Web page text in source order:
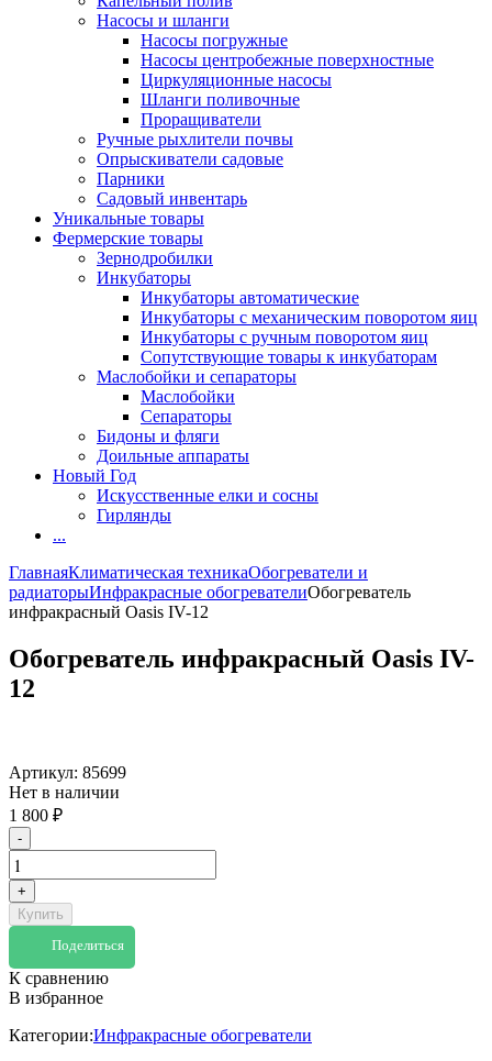
Насосы и шланги
Насосы погружные
Насосы центробежные поверхностные
Циркуляционные насосы
Шланги поливочные
Проращиватели
Ручные рыхлители почвы
Опрыскиватели садовые
Парники
Садовый инвентарь
Уникальные товары
Фермерские товары
Зернодробилки
Инкубаторы
Инкубаторы автоматические
Инкубаторы с механическим поворотом яиц
Инкубаторы с ручным поворотом яиц
Сопутствующие товары к инкубаторам
Маслобойки и сепараторы
Маслобойки
Сепараторы
Бидоны и фляги
Доильные аппараты
Новый Год
Искусственные елки и сосны
Гирлянды
...
ГлавнаяКлиматическая техникаОбогреватели и
радиаторыИнфракрасные обогревателиОбогреватель
инфракрасный Oasis IV-12
Обогреватель инфракрасный Oasis IV-
12
Артикул: 85699
Нет в наличии
1 800 ₽
-
+
Купить
Поделиться
К сравнению
В избранное
Категории:Инфракрасные обогреватели